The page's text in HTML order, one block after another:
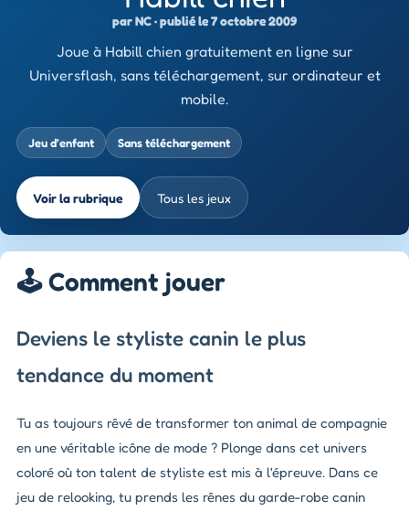
par NC · publié le 7 octobre 2009
Joue à Habill chien gratuitement en ligne sur
Universflash, sans téléchargement, sur ordinateur et
mobile.
Jeu d’enfant Sans téléchargement
Voir la rubrique Tous les jeux
🕹️ Comment jouer
Deviens le styliste canin le plus
tendance du moment
Tu as toujours rêvé de transformer ton animal de compagnie
en une véritable icône de mode ? Plonge dans cet univers
coloré où ton talent de styliste est mis à l'épreuve. Dans ce
jeu de relooking, tu prends les rênes du garde-robe canin